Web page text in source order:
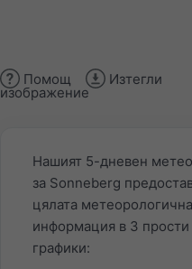
Помощ Изтегли
изображение
Нашият 5-дневен
за Sonneberg
цялата метеорологична
информация в 3 прости
графики: